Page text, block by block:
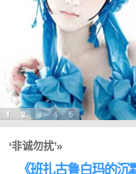
‘非诚勿扰’»
《班扎古鲁白玛的沉